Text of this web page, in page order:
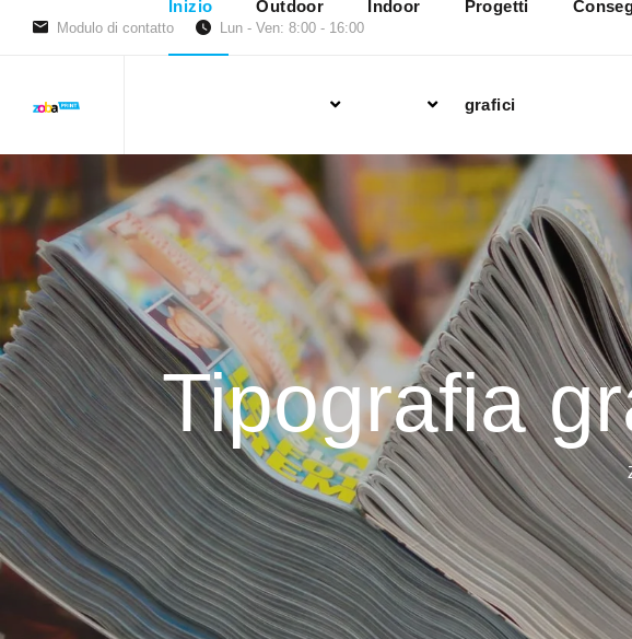
Modulo di contatto Lun - Ven: 8:00 - 16:00
Inizio Outdoor Indoor Progetti
grafici
Tipografia